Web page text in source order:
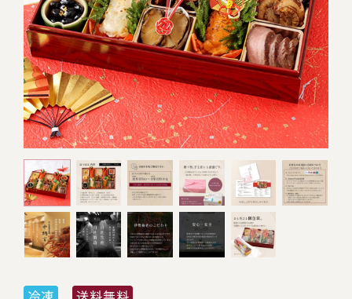
ご結婚式 1.5次会・
二次会
オンライン通販
(造り/焼物/蒸し/ボイル伊勢海老)
(ごちそう重/誕生日重/還暦重/お食い初め重)
(生おせち/おせち冷凍)
弁当宅配・仕出し
鉄板焼 ひかり
製薬会社・MR
サイトマップ
採用情報
お造り（お刺身）
焼物
蒸し
ボイル伊勢海老
全ての商品を見る
ごちそう重
還暦重
誕生日重
お食い初め重
おせち
全ての商品を見る
生おせち
おせち冷凍
海鮮鍋
海鮮ＢＢＱ
調味料
スープ・スープカレー